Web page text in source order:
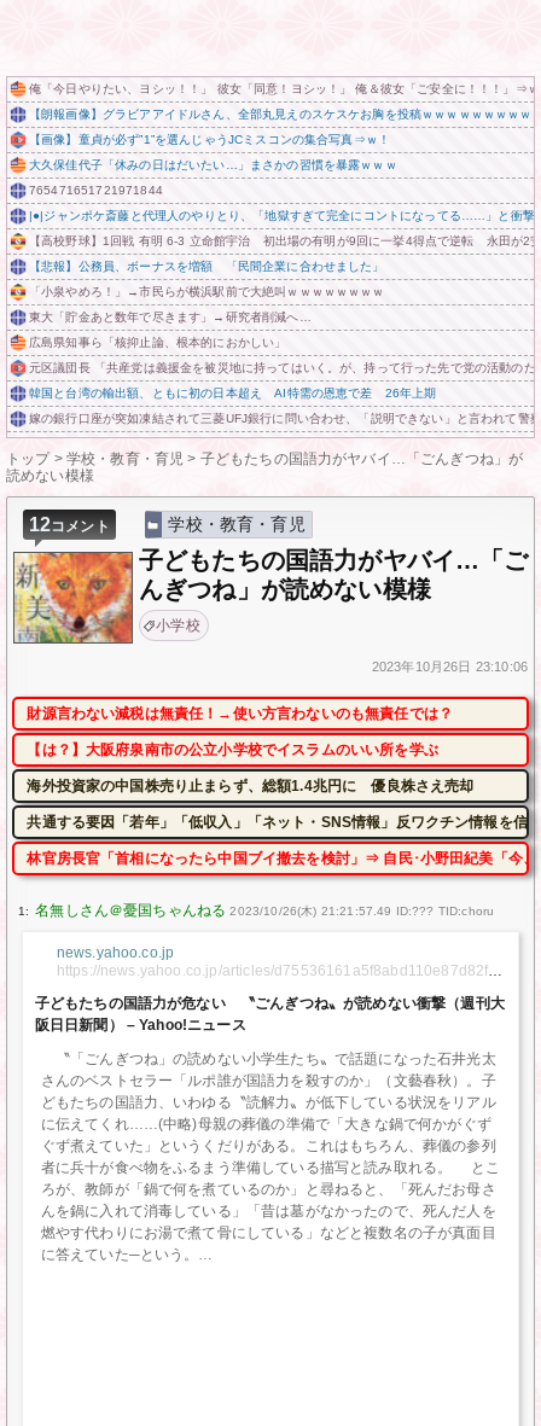
俺「今日やりたい、ヨシッ！！」 彼女「同意！ヨシッ！」 俺＆彼女「ご安全に！！！」⇒
【朗報画像】グラビアアイドルさん、全部丸見えのスケスケお胸を投稿ｗｗｗｗｗｗｗｗｗ
【画像】童貞が必ず”1”を選んじゃうJCミスコンの集合写真⇒ｗ！
大久保佳代子「休みの日はだいたい…」まさかの習慣を暴露ｗｗｗ
765471651721971844
|●|ジャンポケ斎藤と代理人のやりとり、「地獄すぎて完全にコントになってる……」と衝撃
【高校野球】1回戦 有明 6-3 立命館宇治 初出場の有明が9回に一挙4得点で逆転 永田が2
【悲報】公務員、ボーナスを増額 「民間企業に合わせました」
「小泉やめろ！」→市民らが横浜駅前で大絶叫ｗｗｗｗｗｗｗｗ
東大「貯金あと数年で尽きます」→研究者削減へ…
広島県知事ら「核抑止論、根本的におかしい」
元区議団長 「共産党は義援金を被災地に持ってはいく。が、持って行った先で党の活動のた
韓国と台湾の輸出額、ともに初の日本超え AI特需の恩恵で差 26年上期
嫁の銀行口座が突如凍結されて三菱UFJ銀行に問い合わせ、「説明できない」と言われて
トップ> 学校・教育・育児 > 子どもたちの国語力がヤバイ…「ごんぎつね」が
読めない模様
12コメント 学校・教育・育児
子どもたちの国語力がヤバイ…「ご
んぎつね」が読めない模様
小学校
2023年10月26日 23:10:06
財源言わない減税は無責任！→使い方言わないのも無責任では？
【は？】大阪府泉南市の公立小学校でイスラムのいい所を学ぶ
海外投資家の中国株売り止まらず、総額1.4兆円に 優良株さえ売却
共通する要因「若年」「低収入」「ネット・SNS情報」反ワクチン情報を
林官房長官「首相になったら中国ブイ撤去を検討」⇒ 自民･小野田紀美「今
1: 2023/10/26(木) 21:21:57.49 ID:??? TID:choru
news.yahoo.co.jp
https://news.yahoo.co.jp/articles/d75536161a5f8abd110e87d82fd9
子どもたちの国語力が危ない 〝ごんぎつね〟が読めない衝撃（週刊大
阪日日新聞） – Yahoo!ニュース
〝「ごんぎつね」の読めない小学生たち〟で話題になった石井光太
さんのベストセラー「ルポ誰が国語力を殺すのか」（文藝春秋）。子
どもたちの国語力、いわゆる〝読解力〟が低下している状況をリアル
に伝えてくれ……(中略)母親の葬儀の準備で「大きな鍋で何かがぐず
ぐず煮えていた」というくだりがある。これはもちろん、葬儀の参列
者に兵十が食べ物をふるまう準備している描写と読み取れる。 とこ
ろが、教師が「鍋で何を煮ているのか」と尋ねると、「死んだお母さ
んを鍋に入れて消毒している」「昔は墓がなかったので、死んだ人を
燃やす代わりにお湯で煮て骨にしている」などと複数名の子が真面目
に答えていた─という。